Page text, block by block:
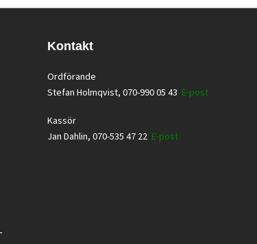
Kontakt
Ordförande
Stefan Holmqvist, 070-990 05 43 E-post
Kassör
Jan Dahlin, 070-535 47 22 E-post